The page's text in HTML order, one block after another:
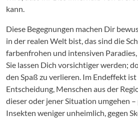
kann.
Diese Begegnungen machen Dir
in der realen Welt bist, das sind die
farbenfrohen und intensiven
Sie lassen Dich vorsichtiger werden;
den Spaß zu verlieren. Im Endeffekt
Entscheidung, Menschen aus der
dieser oder jener Situation umgehen
Insekten weniger unheimlich, gegen